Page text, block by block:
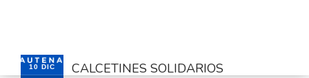
10 DIC
CALCETINES SOLIDARIOS